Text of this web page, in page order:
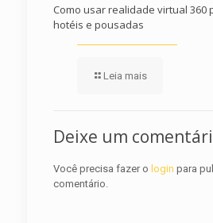
Como usar realidade virtual 360
hotéis e pousadas
Leia mais
Deixe um
Você precisa fazer o login para
comentário.